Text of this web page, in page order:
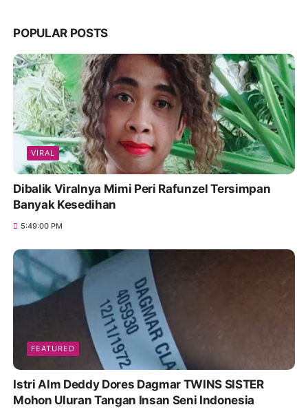
POPULAR POSTS
VIRAL
Dibalik Viralnya Mimi Peri Rafunzel Tersimpan
Banyak Kesedihan
5:49:00 PM
FEATURED
Istri Alm Deddy Dores Dagmar TWINS SISTER
Mohon Uluran Tangan Insan Seni Indonesia